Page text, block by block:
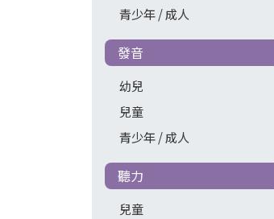
青少年 / 成人
發音
幼兒
兒童
青少年 / 成人
聽力
兒童